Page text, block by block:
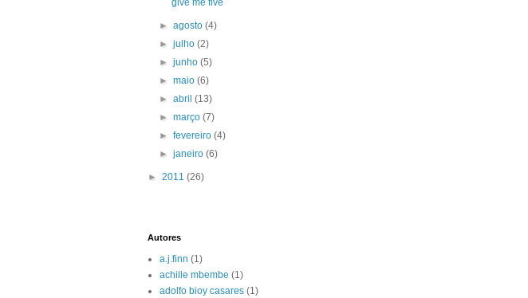
give me five
►agosto(4)
►julho(2)
►junho(5)
►maio(6)
►abril(13)
►março(7)
►fevereiro(4)
►janeiro(6)
► 2011 (26)
Autores
a.j.finn (1)
achille mbembe (1)
adolfo bioy casares (1)